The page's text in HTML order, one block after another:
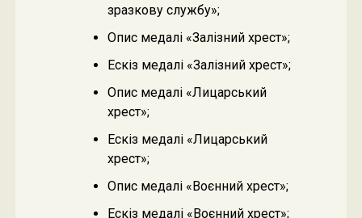
зразкову службу»;
Опис медалі «Залізний хрест»;
Ескіз медалі «Залізний хрест»;
Опис медалі «Лицарський
хрест»;
Ескіз медалі «Лицарський
хрест»;
Опис медалі «Воєнний хрест»;
Ескіз медалі «Воєнний хрест»;